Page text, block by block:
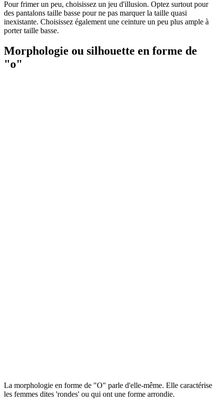
Pour frimer un peu, choisissez un jeu d'illusion. Optez surtout pour
des pantalons taille basse pour ne pas marquer la taille quasi
inexistante. Choisissez également une ceinture un peu plus ample à
porter taille basse.
Morphologie ou silhouette en forme de
"o"
La morphologie en forme de "O" parle d'elle-même. Elle caractérise
les femmes dites 'rondes' ou qui ont une forme arrondie.